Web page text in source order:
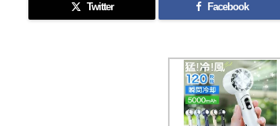
Twitter Facebook